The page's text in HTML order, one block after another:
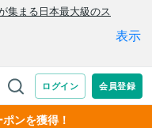
ンを獲得！